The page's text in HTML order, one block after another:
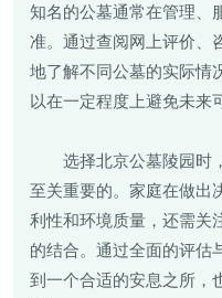
知名的公墓通常在管理、
准。通过查阅网上评价、
地了解不同公墓的实际情
以在一定程度上避免未来
选择北京公墓陵园时
至关重要的。家庭在做出
利性和环境质量，还需关
的结合。通过全面的评估
到一个合适的安息之所，